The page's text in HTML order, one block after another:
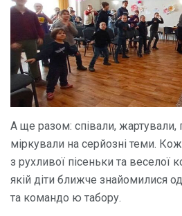
А ще разом: співали, жартували,
міркували на серйозні теми.
з рухливої пісеньки та веселої
якій діти ближче знайомилися
та командо ю табору.